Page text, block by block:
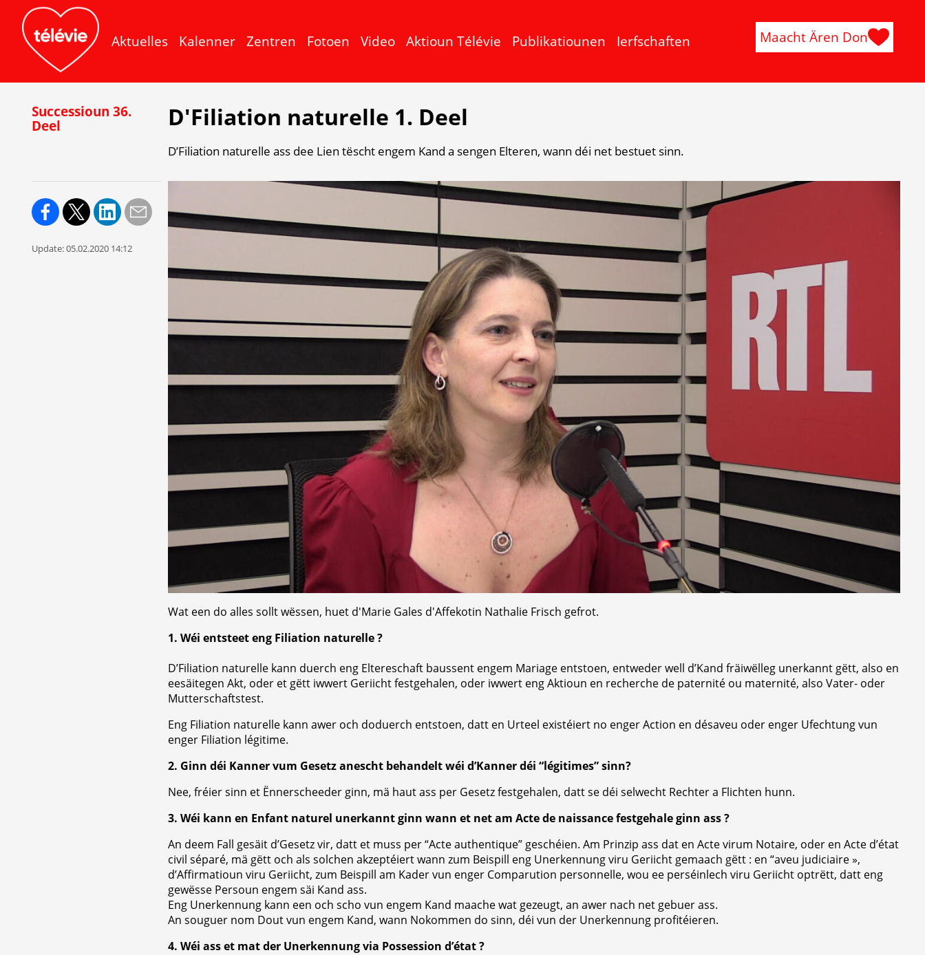
Aktuelles Kalenner Zentren Fotoen Video Aktioun Télévie Publikatiounen Ierfschaften Maacht Ären Don
Successioun 36.
Deel
D'Filiation naturelle 1. Deel
D’Filiation naturelle ass dee Lien tëscht engem Kand a sengen Elteren, wann déi net bestuet sinn.
Update:05.02.2020 14:12
Wat een do alles sollt wëssen, huet d'Marie Gales d'Affekotin Nathalie Frisch gefrot.
1. Wéi entsteet eng Filiation naturelle ?
D’Filiation naturelle kann duerch eng Eltereschaft baussent engem Mariage entstoen, entweder well d’Kand fräiwëlleg unerkannt gëtt, also en
eesäitegen Akt, oder et gëtt iwwert Geriicht festgehalen, oder iwwert eng Aktioun en recherche de paternité ou maternité, also Vater- oder
Mutterschaftstest.
Eng Filiation naturelle kann awer och doduerch entstoen, datt en Urteel existéiert no enger Action en désaveu oder enger Ufechtung vun
enger Filiation légitime.
2. Ginn déi Kanner vum Gesetz anescht behandelt wéi d’Kanner déi “légitimes” sinn?
Nee, fréier sinn et Ënnerscheeder ginn, mä haut ass per Gesetz festgehalen, datt se déi selwecht Rechter a Flichten hunn.
3. Wéi kann en Enfant naturel unerkannt ginn wann et net am Acte de naissance festgehale ginn ass ?
An deem Fall gesäit d’Gesetz vir, datt et muss per “Acte authentique” geschéien. Am Prinzip ass dat en Acte virum Notaire, oder en Acte d’état
civil séparé, mä gëtt och als solchen akzeptéiert wann zum Beispill eng Unerkennung viru Geriicht gemaach gëtt : en “aveu judiciaire »,
d’Affirmatioun viru Geriicht, zum Beispill am Kader vun enger Comparution personnelle, wou ee perséinlech viru Geriicht optrëtt, datt eng
gewësse Persoun engem säi Kand ass.
Eng Unerkennung kann een och scho vun engem Kand maache wat gezeugt, an awer nach net gebuer ass.
An souguer nom Dout vun engem Kand, wann Nokommen do sinn, déi vun der Unerkennung profitéieren.
4. Wéi ass et mat der Unerkennung via Possession d’état ?